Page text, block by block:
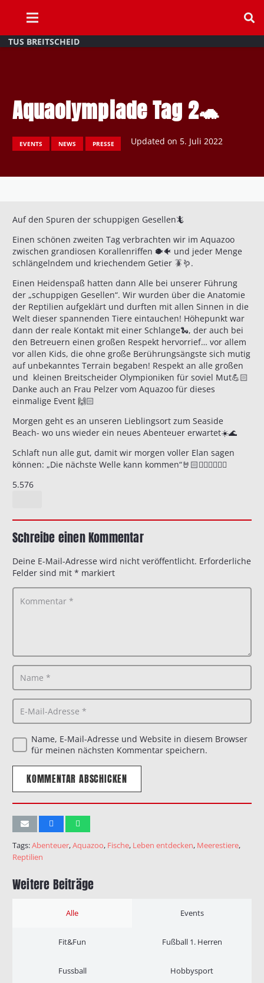
TUS BREITSCHEID
Aquaolympiade Tag 2🐢
EVENTS NEWS PRESSE Updated on 5. Juli 2022
Auf den Spuren der schuppigen Gesellen🦎
Einen schönen zweiten Tag verbrachten wir im Aquazoo
zwischen grandiosen Korallenriffen 🐡🐠 und jeder Menge
schlängelndem und kriechendem Getier 🪳🪱.
Einen Heidenspaß hatten dann Alle bei unserer Führung
der „schuppigen Gesellen“. Wir wurden über die Anatomie
der Reptilien aufgeklärt und durften mit allen Sinnen in die
Welt dieser spannenden Tiere eintauchen! Höhepunkt war
dann der reale Kontakt mit einer Schlange🐍, der auch bei
den Betreuern einen großen Respekt hervorrief… vor allem
vor allen Kids, die ohne große Berührungsängste sich mutig
auf unbekanntes Terrain begaben! Respekt an alle großen
und kleinen Breitscheider Olympioniken für soviel Mut💪🏻
Danke auch an Frau Pelzer vom Aquazoo für dieses
einmalige Event 🙌🏻
Morgen geht es an unseren Lieblingsort zum Seaside
Beach- wo uns wieder ein neues Abenteuer erwartet☀️🌊
Schlaft nun alle gut, damit wir morgen voller Elan sagen
können: „Die nächste Welle kann kommen“🤘🏻🏄🏼‍♀️🏄🏽‍♂️
5.576
Schreibe einen Kommentar
Deine E-Mail-Adresse wird nicht veröffentlicht. Erforderliche
Felder sind mit * markiert
Name, E-Mail-Adresse und Website in diesem Browser
für meinen nächsten Kommentar speichern.
KOMMENTAR ABSCHICKEN
Tags:Abenteuer,Aquazoo, Fische, Leben entdecken, Meerestiere,
Reptilien
Weitere Beiträge
Alle Events
Fit&Fun Fußball 1. Herren
Fussball Hobbysport